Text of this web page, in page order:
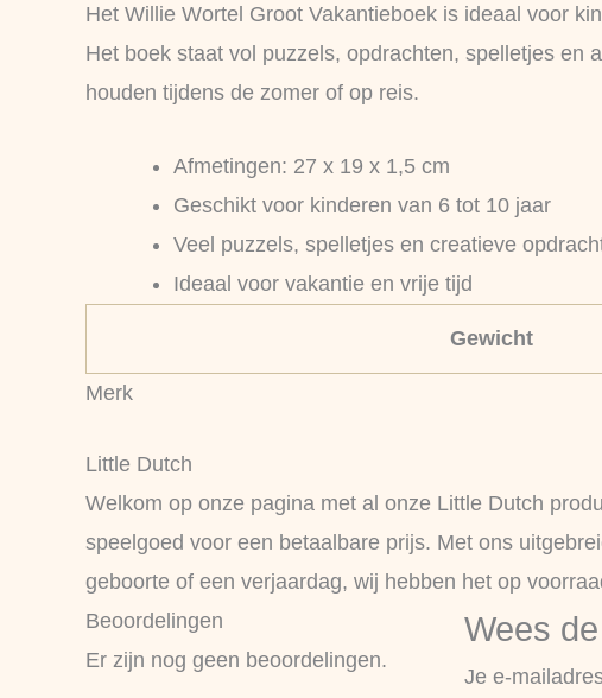
Het Willie Wortel Groot Vakantieboek is ideaal voor
Het boek staat vol puzzels, opdrachten, spelletjes en
houden tijdens de zomer of op reis.
Afmetingen: 27 x 19 x 1,5 cm
Geschikt voor kinderen van 6 tot 10 jaar
Veel puzzels, spelletjes en creatieve
Ideaal voor vakantie en vrije tijd
Gewicht
Merk
Little Dutch
Welkom op onze pagina met al onze Little Dutch
speelgoed voor een betaalbare prijs. Met ons
geboorte of een verjaardag, wij hebben het op
Beoordelingen
Er zijn nog geen beoordelingen.
Wees
Je e-